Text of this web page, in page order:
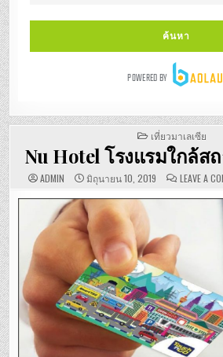
POSTED
IN
เที่ยวมาเลเซีย
Nu Hotel โรงแรมใกล้ส
ADMIN มิถุนายน 10, 2019 LEAVE A